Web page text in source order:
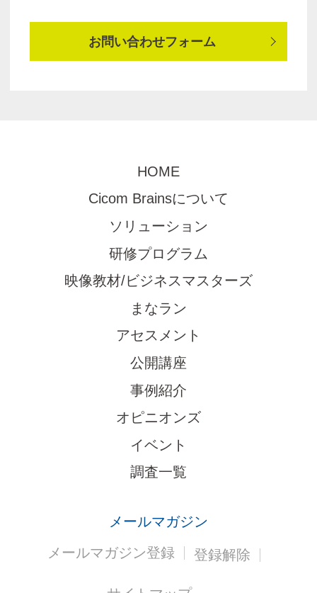
お問い合わせフォーム
HOME
Cicom Brainsについて
ソリューション
研修プログラム
映像教材/ビジネスマスターズ
まなラン
アセスメント
公開講座
事例紹介
オピニオンズ
イベント
調査一覧
メールマガジン
メールマガジン登録
登録解除